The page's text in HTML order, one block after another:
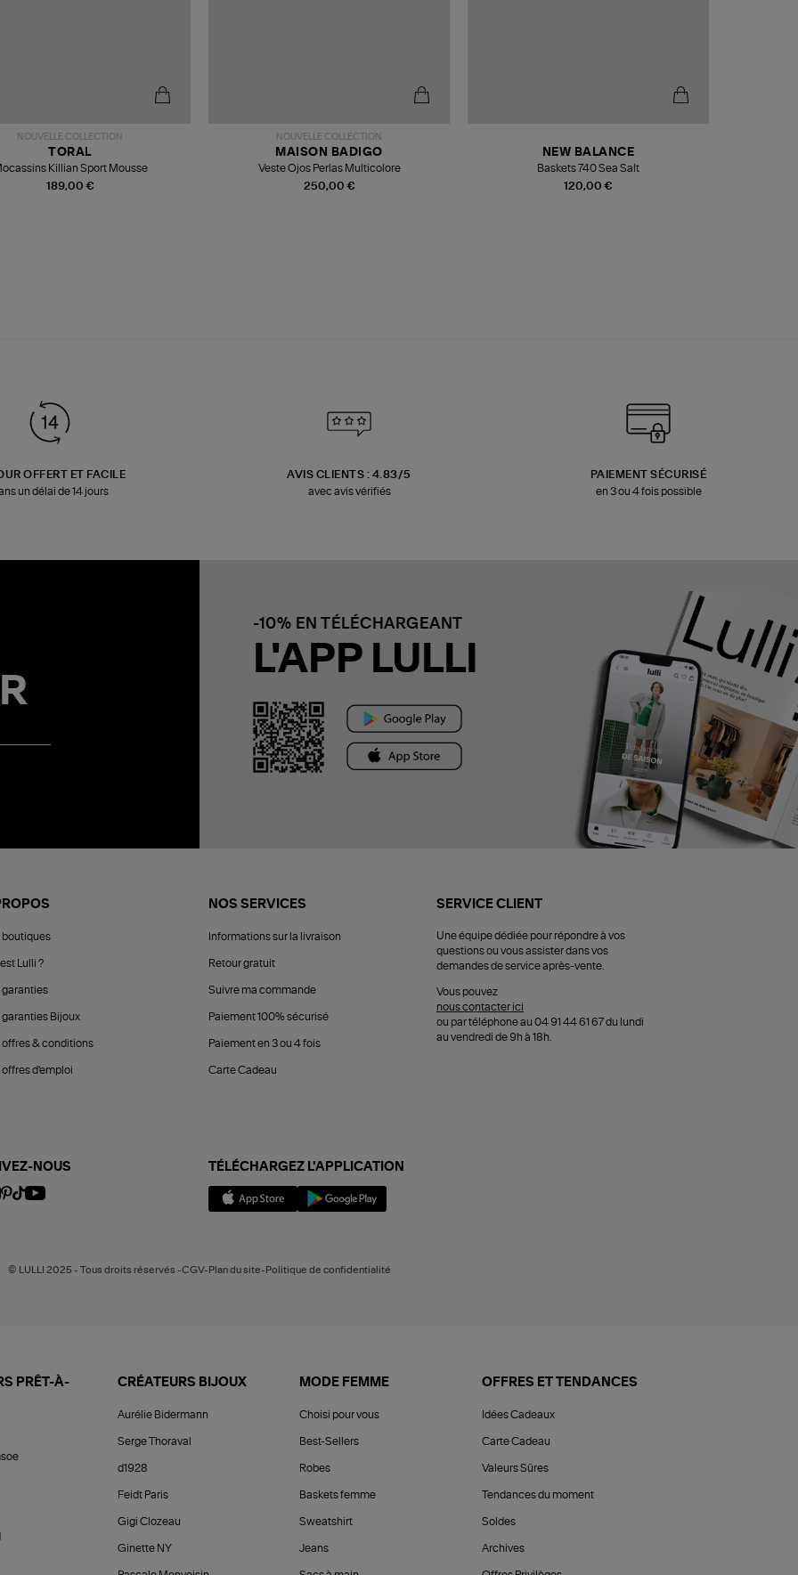
NOUVELLE COLLECTION
189,00 €
TORAL
Killian Sport Mousse
NOUVELLE COLLECTION
250,00 €
MAISON BADIGO
Veste Ojos Perlas Multicolore
120,00 €
NEW BALANCE
Baskets 740 Sea Salt
OFFERT ET FACILE
un délai de 14 jours
AVIS CLIENTS : 4.83/5
avec avis vérifiés
PAIEMENT SÉCURISÉ
en 3 ou 4 fois possible
-10% EN TÉLÉCHARGEANT
L'APP LULLI
boutiques
Lulli ?
garanties
garanties Bijoux
offres & conditions
offres d'emploi
NOS SERVICES
Informations sur la livraison
Retour gratuit
Suivre ma commande
Paiement 100% sécurisé
Paiement en 3 ou 4 fois
Carte Cadeau
SERVICE CLIENT
Une équipe dédiée pour répondre à vos
questions ou vous assister dans vos
demandes de service après-vente.
Vous pouvez
nous contacter ici
ou par téléphone au 04 91 44 61 67 du lundi
au vendredi de 9h à 18h.
NOUS TÉLÉCHARGEZ L'APPLICATION
© LULLI 2025 - Tous droits réservés -CGV-Plan du site-Politique de confidentialité
PRÊT-À-
CRÉATEURS BIJOUX
Aurélie Bidermann
Serge Thoraval
d1928
Feidt Paris
Gigi Clozeau
Ginette NY
MODE FEMME
Choisi pour vous
Best-Sellers
Robes
Baskets femme
Sweatshirt
Jeans
OFFRES ET TENDANCES
Idées Cadeaux
Carte Cadeau
Valeurs Sûres
Tendances du moment
Soldes
Archives